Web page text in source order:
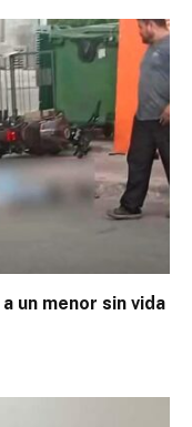
un menor sin vida